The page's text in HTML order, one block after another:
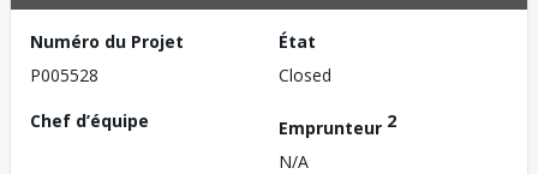
Numéro du Projet
P005528
État
Closed
Chef d’équipe
Emprunteur 2
N/A